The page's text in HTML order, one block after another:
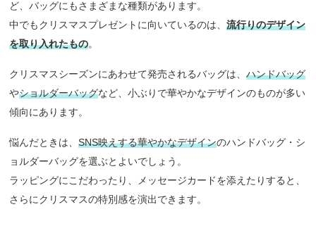
ど、バッグにもさまざまな種類があります。
中でもクリスマスプレゼントに向いているのは、流行りのデザイン
を取り入れたもの。
クリスマスシーズンにあわせて発売されるバッグは、ハンドバッグ
やショルダーバッグなど、小ぶりで華やかなデザインのものが多い
傾向にあります。
悩んだときは、SNS映えする華やかなデザインのハンドバッグ・シ
ョルダーバッグを選ぶとよいでしょう。
ラッピングにこだわったり、メッセージカードを添えたりすると、
さらにクリスマスの特別感を演出できます。